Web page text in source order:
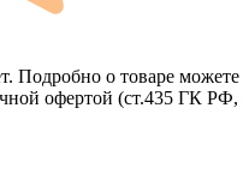
Подробно о товаре
офертой (ст.435 ГК